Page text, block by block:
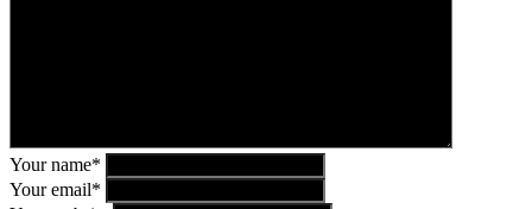
Your name*
Your email*